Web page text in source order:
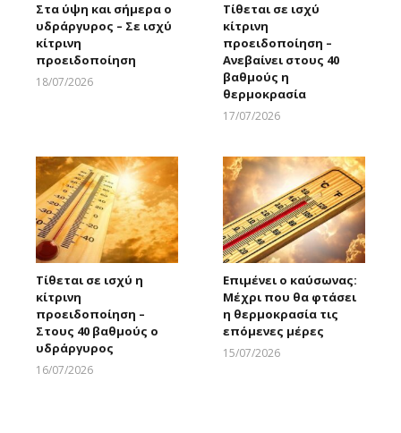
Στα ύψη και σήμερα ο
υδράργυρος – Σε ισχύ
κίτρινη
προειδοποίηση
18/07/2026
Τίθεται σε ισχύ
κίτρινη
προειδοποίηση –
Ανεβαίνει στους 40
βαθμούς η
θερμοκρασία
17/07/2026
Τίθεται σε ισχύ η
κίτρινη
προειδοποίηση –
Στους 40 βαθμούς ο
υδράργυρος
16/07/2026
Επιμένει ο καύσωνας:
Μέχρι που θα φτάσει
η θερμοκρασία τις
επόμενες μέρες
15/07/2026